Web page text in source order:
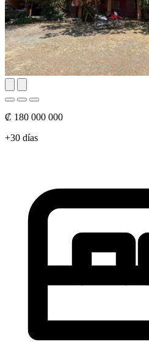
₡ 180 000 000
+30 días